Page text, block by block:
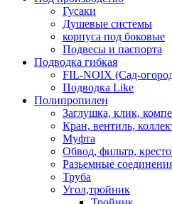
Гусаки
Душевые системы
корпуса под боковые
Подвесы и паспорта
Подводка гибкая
FIL-NOIX (Сад-
Подводка Like
Полипропилен
Заглушка, клик,
Кран, вентиль,
Муфта
Обвод, фильтр,
Разьемные
Труба
Угол,тройник